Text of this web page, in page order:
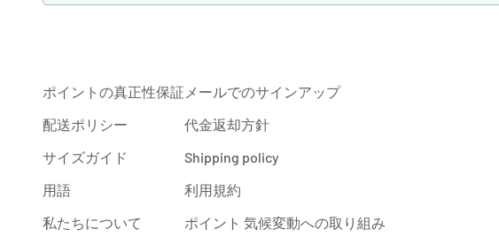
ポイントの真正性保証
配送ポリシー
サイズガイド
用語
私たちについて
メールでのサインアップ
代金返却方針
Shipping policy
利用規約
ポイント 気候変動への取り組み